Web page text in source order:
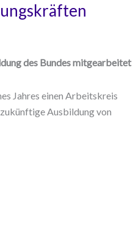
des Bundes
Jahres einen Arbeitskreis
Ausbildung von